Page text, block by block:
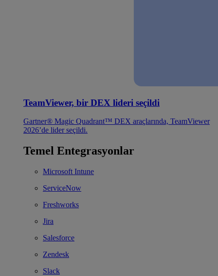
TeamViewer, bir DEX lideri seçildi
Gartner® Magic Quadrant™ DEX araçlarında, TeamViewer
2026’de lider seçildi.
Temel Entegrasyonlar
Microsoft Intune
ServiceNow
Freshworks
Jira
Salesforce
Zendesk
Slack